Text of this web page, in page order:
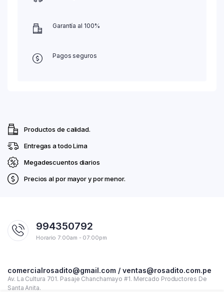
Garantía al 100%
Pagos seguros
Productos de calidad.
Entregas a todo Lima
Megadescuentos diarios
Precios al por mayor y por menor.
994350792
Horario 7:00am - 07:00pm
comercialrosadito@gmail.com / ventas@rosadito.com.pe
Av. La Cultura 701. Pasaje Chanchamayo #1. Mercado Productores De
Santa Anita.